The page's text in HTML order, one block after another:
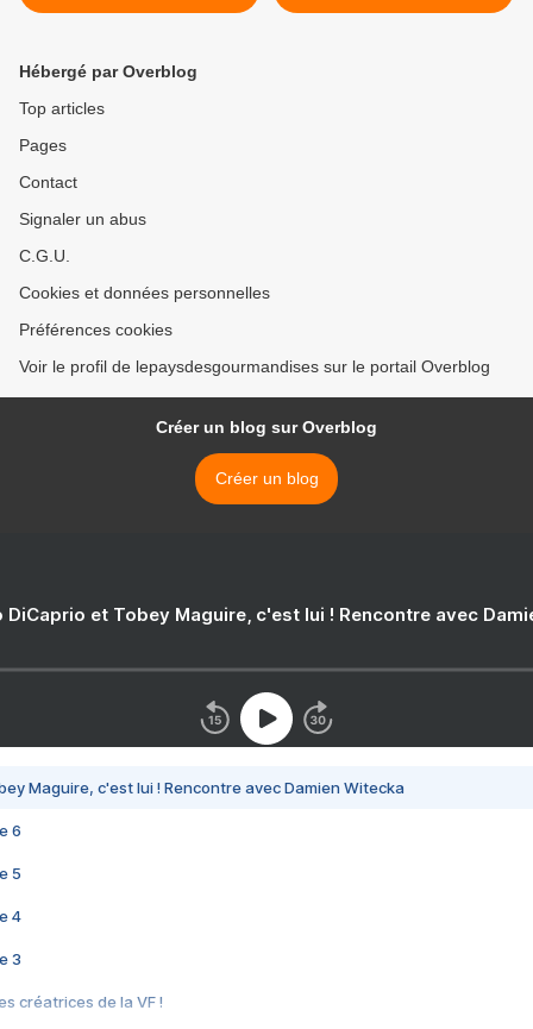
Hébergé par Overblog
Top articles
Pages
Contact
Signaler un abus
C.G.U.
Cookies et données personnelles
Préférences cookies
Voir le profil de lepaysdesgourmandises sur le portail Overblog
Créer un blog sur Overblog
Créer un blog
DiCaprio et Tobey Maguire, c'est lui ! Rencontre avec
Maguire, c'est lui ! Rencontre avec Damien Witecka
6
5
4
3
créatrices de la VF !